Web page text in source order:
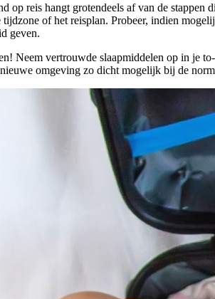
op reis hangt grotendeels af van de
of het reisplan. Probeer, indien
geven.
Neem vertrouwde slaapmiddelen op in je
omgeving zo dicht mogelijk bij de